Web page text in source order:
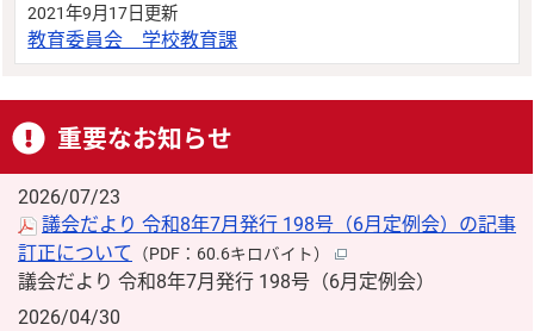
2021年9月17日更新
教育委員会 学校教育課
重要なお知らせ
2026/07/23
議会だより 令和8年7月発行 198号（6月定例会）の記事
訂正について （PDF：60.6キロバイト）
議会だより 令和8年7月発行 198号（6月定例会）
2026/04/30